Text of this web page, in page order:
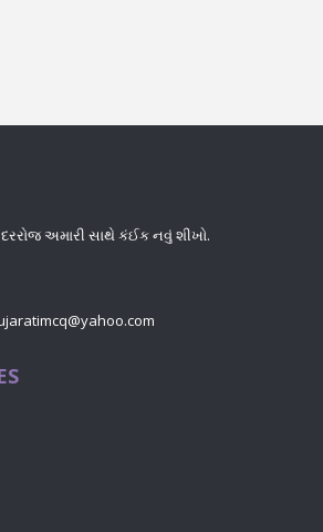
અમારી સાથે કંઈક નવું શીખો.